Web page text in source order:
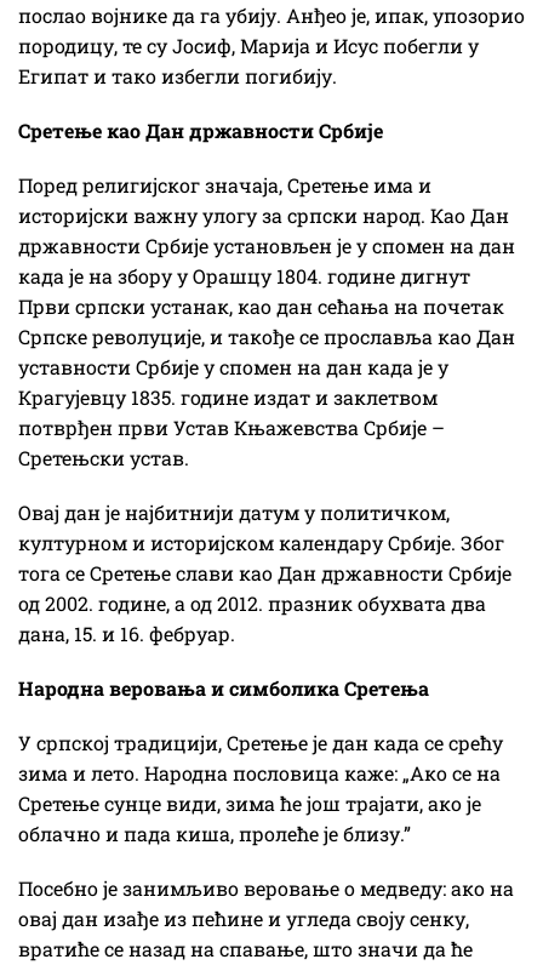
послао војнике да га убију. Анђео је, ипак, упозорио
породицу, те су Јосиф, Марија и Исус побегли у
Египат и тако избегли погибију.
Сретење као Дан државности Србије
Поред религијског значаја, Сретење има и
историјски важну улогу за српски народ. Као Дан
државности Србије установљен је у спомен на дан
када је на збору у Орашцу 1804. године дигнут
Први српски устанак, као дан сећања на почетак
Српске револуције, и такође се прославља као Дан
уставности Србије у спомен на дан када је у
Крагујевцу 1835. године издат и заклетвом
потврђен први Устав Књажевства Србије –
Сретењски устав.
Овај дан је најбитнији датум у политичком,
културном и историјском календару Србије. Због
тога се Сретење слави као Дан државности Србије
од 2002. године, а од 2012. празник обухвата два
дана, 15. и 16. фебруар.
Народна веровања и симболика Сретења
У српској традицији, Сретење је дан када се срећу
зима и лето. Народна пословица каже: „Ако се на
Сретење сунце види, зима ће још трајати, ако је
облачно и пада киша, пролеће је близу.”
Посебно је занимљиво веровање о медведу: ако на
овај дан изађе из пећине и угледа своју сенку,
вратиће се назад на спавање, што значи да ће